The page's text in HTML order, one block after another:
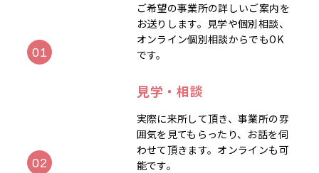
ご希望の事業所の詳しいご案内を
お送りします。見学や個別相談、
オンライン個別相談からでもOK
です。
見学・相談
実際に来所して頂き、事業所の雰
囲気を見てもらったり、お話を伺
わせて頂きます。オンラインも可
能です。